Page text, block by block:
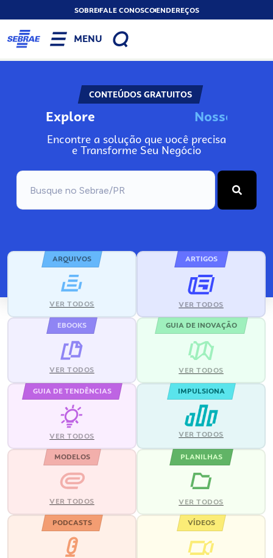
SOBREFALE CONOSCOENDEREÇOS
MENU
CONTEÚDOS GRATUITOS
Explore No
Encontre a solução que você precisa
e Transforme Seu Negócio
ARQUIVOS
VER TODOS
ARTIGOS
VER TODOS
EBOOKS
VER TODOS
GUIA DE INOVAÇÃO
VER TODOS
GUIA DE TENDÊNCIAS
VER TODOS
IMPULSIONA
VER TODOS
MODELOS
VER TODOS
PLANILHAS
VER TODOS
PODCASTS VÍDEOS